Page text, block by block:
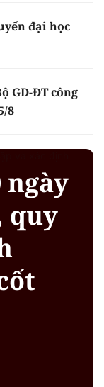
đại học
GD-ĐT công
8
ngày
quy